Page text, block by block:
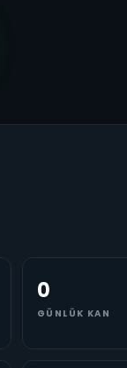
0
GÜNLÜK KAN